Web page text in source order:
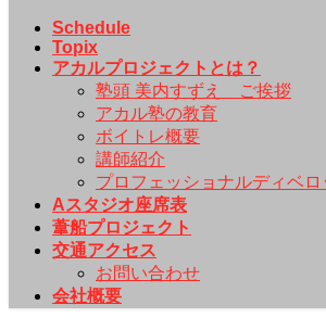
Schedule
Topix
アカルプロジェクトとは？
塾頭 美内すずえ ご挨拶
アカル塾の教育
ボイトレ概要
講師紹介
プロフェッショナルディベロ
Aスタジオ座席表
葦船プロジェクト
交通アクセス
お問い合わせ
会社概要